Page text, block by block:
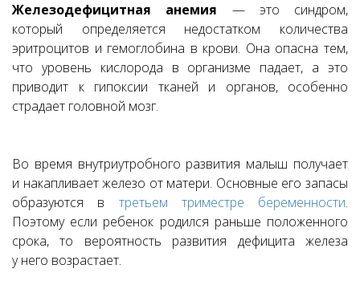
Железодефицитная анемия — это синдром,
который определяется недостатком количества
эритроцитов и гемоглобина в крови. Она опасна тем,
что уровень кислорода в организме падает, а это
приводит к гипоксии тканей и органов, особенно
страдает головной мозг.
Во время внутриутробного развития малыш получает
и накапливает железо от матери. Основные его запасы
образуются в третьем триместре беременности.
Поэтому если ребенок родился раньше положенного
срока, то вероятность развития дефицита железа
у него возрастает.